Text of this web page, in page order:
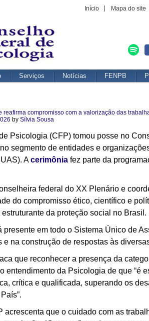
Início Mapa do site
Serviços Notícias FENPB
reafirma compromisso com a valorização das
by Sílvia Sousa
Psicologia (CFP) tomou posse no
segmento de entidades e
Acerimônia fez parte da
federal do XX Plenário e
do compromisso ético, científico e
da proteção social no Brasil.
presente em todo o Sistema Único de
e na construção de respostas às
que reconhecer a presença da
entendimento da Psicologia de que
crítica e qualificada, superando os
acrescenta que o cuidado com as